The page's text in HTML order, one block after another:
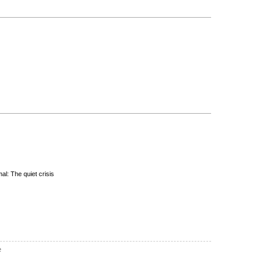
The quiet crisis